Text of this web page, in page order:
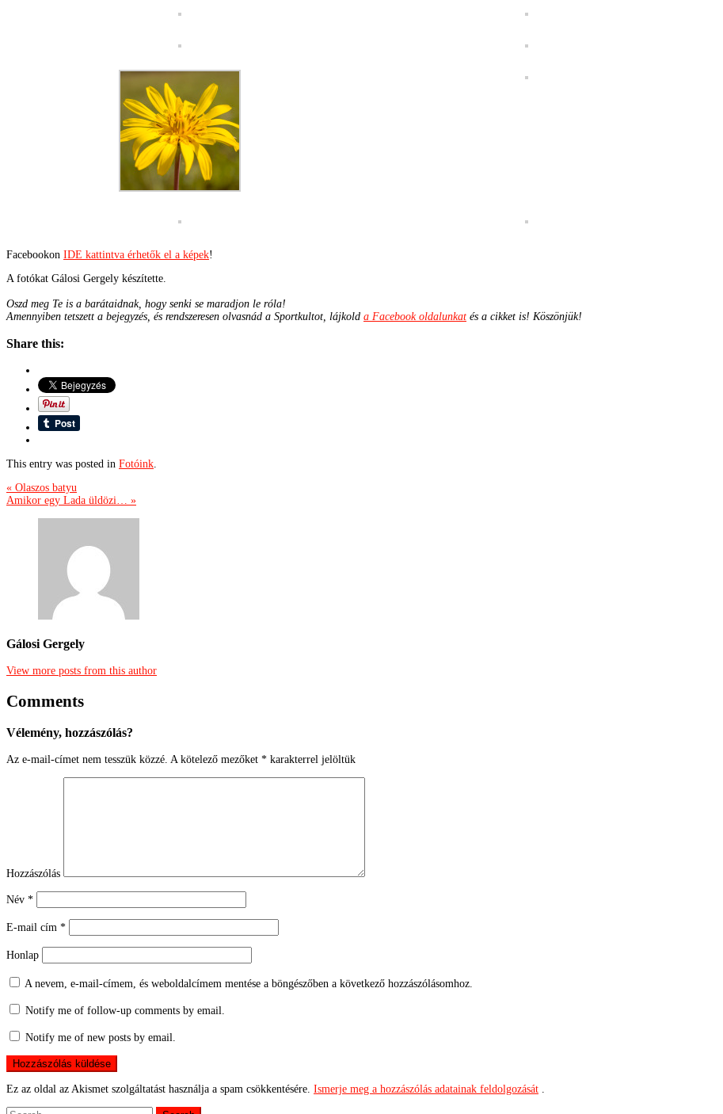
Facebookon IDE kattintva érhetők el a képek!
A fotókat Gálosi Gergely készítette.
Oszd meg Te is a barátaidnak, hogy senki se maradjon le róla!
Amennyiben tetszett a bejegyzés, és rendszeresen olvasnád a Sportkultot, lájkold a Facebook oldalunkat és a cikket is! Köszönjük!
Share this:
This entry was posted in Fotóink.
« Olaszos batyu
Amikor egy Lada üldözi… »
Gálosi Gergely
View more posts from this author
Comments
Vélemény, hozzászólás?
Az e-mail-címet nem tesszük közzé. A kötelező mezőket * karakterrel jelöltük
Hozzászólás
Név *
E-mail cím *
Honlap
A nevem, e-mail-címem, és weboldalcímem mentése a böngészőben a következő hozzászólásomhoz.
Notify me of follow-up comments by email.
Notify me of new posts by email.
Ez az oldal az Akismet szolgáltatást használja a spam csökkentésére. Ismerje meg a hozzászólás adatainak feldolgozását .